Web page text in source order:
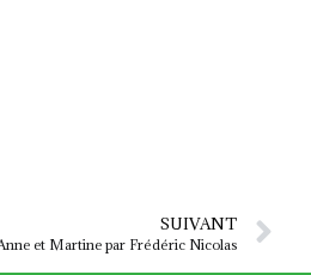
SUIVANT
et Martine par Frédéric Nicolas